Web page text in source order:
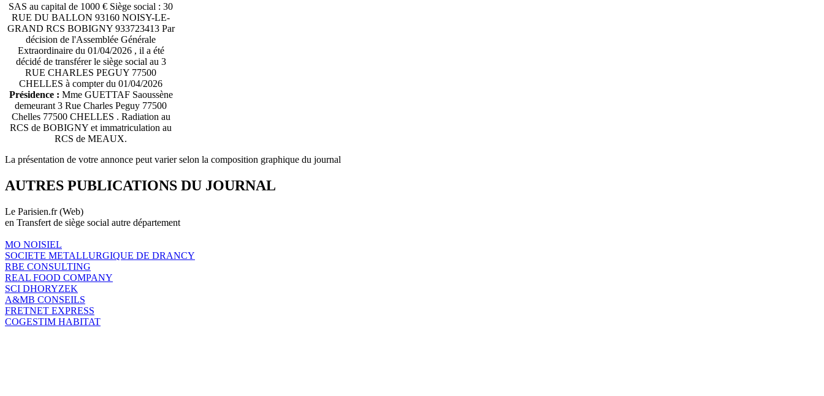
SAS au capital de 1000 € Siège social : 30
RUE DU BALLON 93160 NOISY-LE-
GRAND RCS BOBIGNY 933723413 Par
décision de l'Assemblée Générale
Extraordinaire du 01/04/2026 , il a été
décidé de transférer le siège social au 3
RUE CHARLES PEGUY 77500
CHELLES à compter du 01/04/2026
Présidence : Mme GUETTAF Saoussène
demeurant 3 Rue Charles Peguy 77500
Chelles 77500 CHELLES . Radiation au
RCS de BOBIGNY et immatriculation au
RCS de MEAUX.
La présentation de votre annonce peut varier selon la composition graphique du journal
AUTRES PUBLICATIONS DU JOURNAL
Le Parisien.fr (Web)
en Transfert de siège social autre département
MO NOISIEL
SOCIETE METALLURGIQUE DE DRANCY
RBE CONSULTING
REAL FOOD COMPANY
SCI DHORYZEK
A&MB CONSEILS
FRETNET EXPRESS
COGESTIM HABITAT